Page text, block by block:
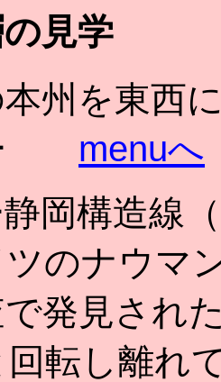
見学
本州を東西
menuへ
静岡構造線
のナウマ
発見され
転し離れ